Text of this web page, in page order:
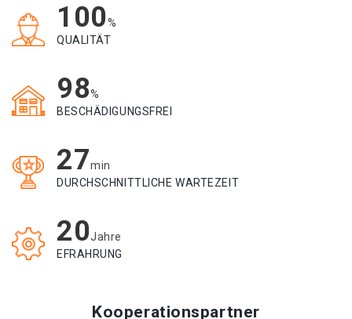
100%
QUALITÄT
98%
BESCHÄDIGUNGSFREI
27min
DURCHSCHNITTLICHE WARTEZEIT
20Jahre
EFRAHRUNG
Kooperationspartner